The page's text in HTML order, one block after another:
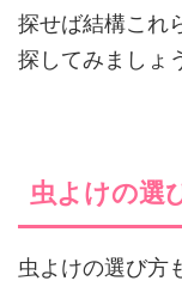
探せば結構これ
探してみましょ
虫よけの選
虫よけの選び方